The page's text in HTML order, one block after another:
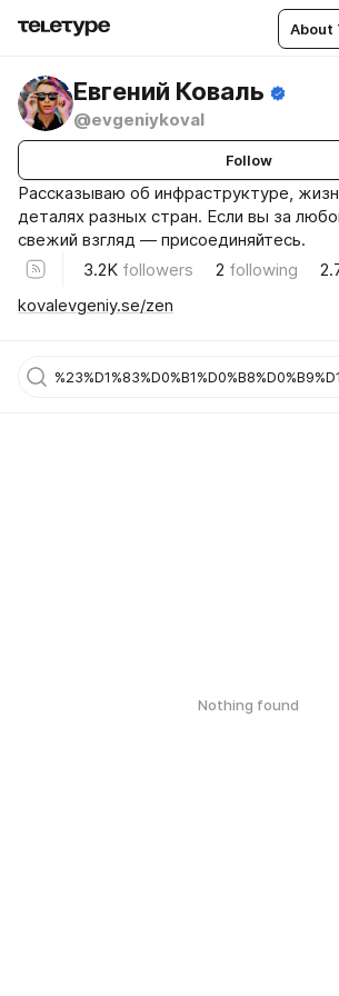
About
Евгений Коваль
@evgeniykoval
Follow
Рассказываю об инфраструктуре,
деталях разных стран. Если вы за
свежий взгляд — присоединяйтесь.
3.2K followers 2 following
kovalevgeniy.se/zen
Nothing found